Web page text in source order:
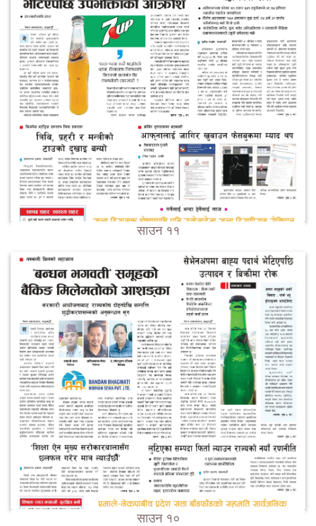
साउन ११
साउन १०